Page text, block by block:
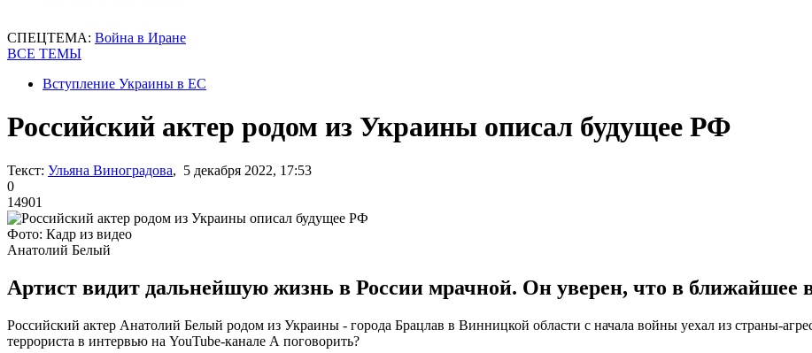
СПЕЦТЕМА: Война в Иране
ВСЕ ТЕМЫ
Вступление Украины в ЕС
Российский актер родом из Украины описал будущее РФ
Текст: Ульяна Виноградова, 5 декабря 2022, 17:53
0
14901
Фото: Кадр из видео
Анатолий Белый
Артист видит дальнейшую жизнь в России мрачной. Он уверен, что в ближайшее
Российский актер Анатолий Белый родом из Украины - города Брацлав в Винницкой области с начала войны уехал из страны-
террориста в интервью на YouTube-канале А поговорить?